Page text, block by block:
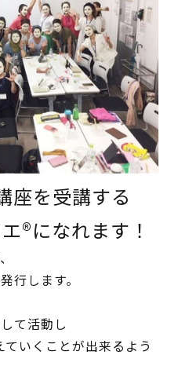
座を受講する
®になれます！
行します。
て活動し
いくことが出来るよう